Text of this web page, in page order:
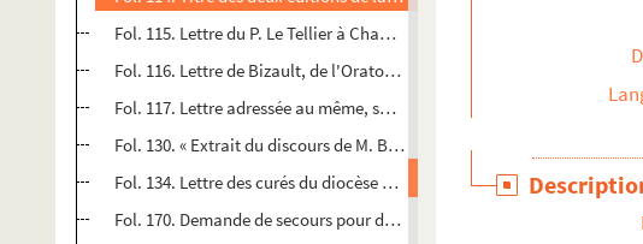
Fol. 115. Lettre du P. Le Tellier à Chauvelin. 2 août 1715
Fol. 116. Lettre de Bizault, de l'Oratoire, curé de Fossey, à l'archevêque
Fol. 117. Lettre adressée au même, sur le même sujet, par les curés
Fol. 130. « Extrait du discours de M. Baillet au sujet de la Vie des Saints »
Fol. 134. Lettre des curés du diocèse de Paris au cardinal (Louis-
Fol. 170. Demande de secours pour des ecclésiastiques chassés de